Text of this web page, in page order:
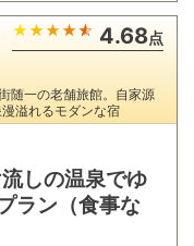
4.68点
随一の老舗旅館。自家源
溢れるモダンな宿
しの温泉でゆ
ラン（食事な